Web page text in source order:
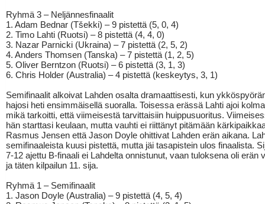
Ryhmä 3 – Neljännesfinaalit
1. Adam Bednar (Tšekki) – 9 pistettä (5, 0, 4)
2. Timo Lahti (Ruotsi) – 8 pistettä (4, 4, 0)
3. Nazar Parnicki (Ukraina) – 7 pistettä (2, 5, 2)
4. Anders Thomsen (Tanska) – 7 pistettä (1, 2, 5)
5. Oliver Berntzon (Ruotsi) – 6 pistettä (3, 1, 3)
6. Chris Holder (Australia) – 4 pistettä (keskeytys, 3, 1)
Semifinaalit alkoivat Lahden osalta dramaattisesti, kun
hajosi heti ensimmäisellä suoralla. Toisessa erässä Lahti ajoi
mikä tarkoitti, että viimeisestä tarvittaisiin huippusuoritus.
hän starttasi keulaan, mutta vauhti ei riittänyt pitämään
Rasmus Jensen että Jason Doyle ohittivat Lahden erän aikana.
semifinaaleista kuusi pistettä, mutta jäi tasapistein ulos finaalista.
7-12 ajettu B-finaali ei Lahdelta onnistunut, vaan tuloksena oli erän
ja täten kilpailun 11. sija.
Ryhmä 1 – Semifinaalit
1. Jason Doyle (Australia) – 9 pistettä (4, 5, 4)